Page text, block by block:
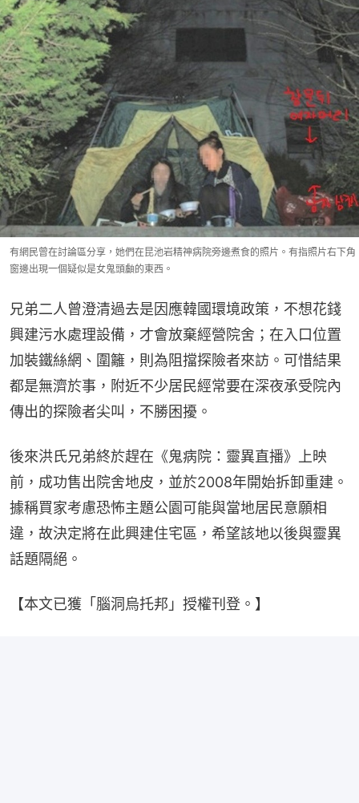
有網民曾在討論區分享，她們在昆池岩精神病院旁邊煮食的照片。有指照片右下角
窗邊出現一個疑似是女鬼頭顱的東西。
兄弟二人曾澄清過去是因應韓國環境政策，不想花錢
興建污水處理設備，才會放棄經營院舍；在入口位置
加裝鐵絲網、圍籬，則為阻擋探險者來訪。可惜結果
都是無濟於事，附近不少居民經常要在深夜承受院內
傳出的探險者尖叫，不勝困擾。
後來洪氏兄弟終於趕在《鬼病院：靈異直播》上映
前，成功售出院舍地皮，並於2008年開始拆卸重建。
據稱買家考慮恐怖主題公園可能與當地居民意願相
違，故決定將在此興建住宅區，希望該地以後與靈異
話題隔絕。
【本文已獲「腦洞烏托邦」授權刊登。】